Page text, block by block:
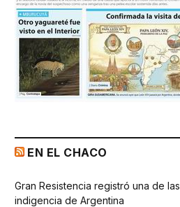
EN EL CHACO
Gran Resistencia registró una de
indigencia de Argentina